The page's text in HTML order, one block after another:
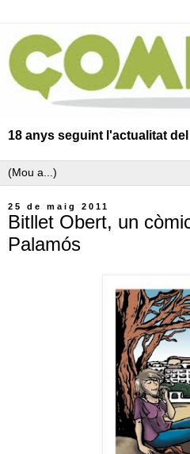
18 anys seguint l'actualitat
25 de maig 2011
Bitllet Obert, un
Palamós